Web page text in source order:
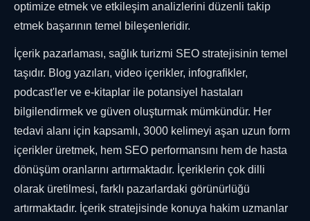
optimize etmek ve etkileşim analizlerini düzenli takip
etmek başarının temel bileşenleridir.
İçerik pazarlaması, sağlık turizmi SEO stratejisinin temel
taşıdır. Blog yazıları, video içerikler, infografikler,
podcast'ler ve e-kitaplar ile potansiyel hastaları
bilgilendirmek ve güven oluşturmak mümkündür. Her
tedavi alanı için kapsamlı, 3000 kelimeyi aşan uzun form
içerikler üretmek, hem SEO performansını hem de hasta
dönüşüm oranlarını artırmaktadır. İçeriklerin çok dilli
olarak üretilmesi, farklı pazarlardaki görünürlüğü
artırmaktadır. İçerik stratejisinde konuya hakim uzmanlar